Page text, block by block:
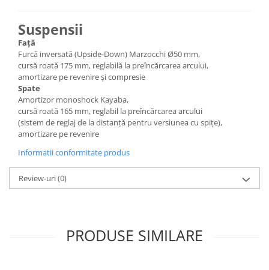
Suspensii
Față
Furcă inversată (Upside-Down) Marzocchi Ø50 mm,
cursă roată 175 mm, reglabilă la preîncărcarea arcului,
amortizare pe revenire și compresie
Spate
Amortizor monoshock Kayaba,
cursă roată 165 mm, reglabil la preîncărcarea arcului
(sistem de reglaj de la distanță pentru versiunea cu spițe),
amortizare pe revenire
Informatii conformitate produs
Review-uri(0)
PRODUSE SIMILARE